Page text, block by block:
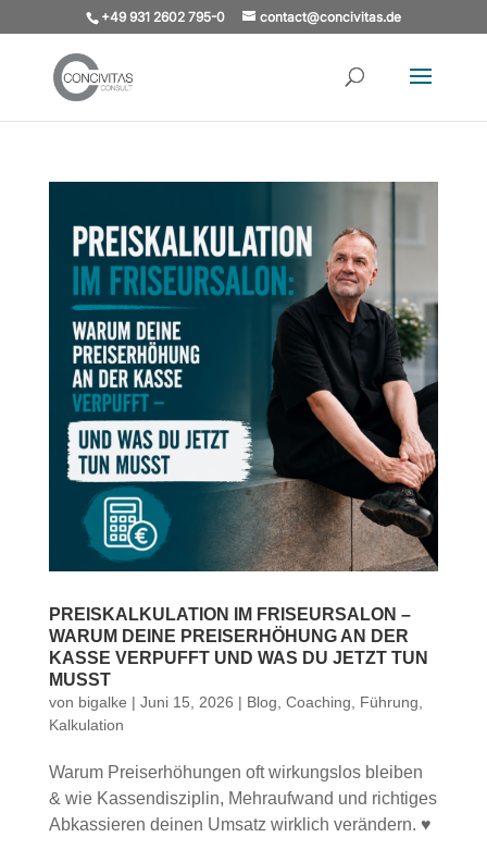
+49 931 2602 795-0 contact@concivitas.de
PREISKALKULATION IM FRISEURSALON –
WARUM DEINE PREISERHÖHUNG AN DER
KASSE VERPUFFT UND WAS DU JETZT TUN
MUSST
von bigalke | Juni 15, 2026 | Blog, Coaching, Führung,
Kalkulation
Warum Preiserhöhungen oft wirkungslos bleiben
& wie Kassendisziplin, Mehraufwand und richtiges
Abkassieren deinen Umsatz wirklich verändern. ♥